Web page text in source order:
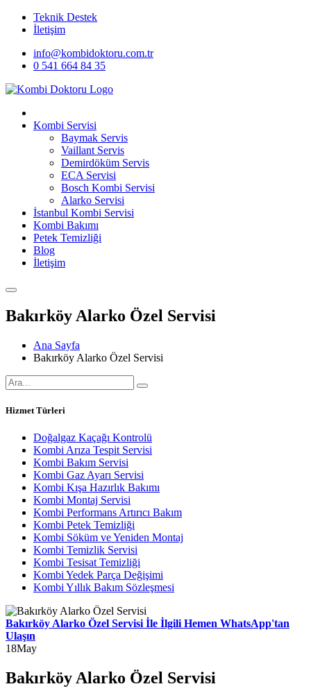
Teknik Destek
İletişim
info@kombidoktoru.com.tr
0 541 664 84 35
Kombi Servisi
Baymak Servis
Vaillant Servis
Demirdöküm Servis
ECA Servisi
Bosch Kombi Servisi
Alarko Servisi
İstanbul Kombi Servisi
Kombi Bakımı
Petek Temizliği
Blog
İletişim
Bakırköy Alarko Özel Servisi
Ana Sayfa
Bakırköy Alarko Özel Servisi
Hizmet Türleri
Doğalgaz Kaçağı Kontrolü
Kombi Arıza Tespit Servisi
Kombi Bakım Servisi
Kombi Gaz Ayarı Servisi
Kombi Kışa Hazırlık Bakımı
Kombi Montaj Servisi
Kombi Performans Artırıcı Bakım
Kombi Petek Temizliği
Kombi Söküm ve Yeniden Montaj
Kombi Temizlik Servisi
Kombi Tesisat Temizliği
Kombi Yedek Parça Değişimi
Kombi Yıllık Bakım Sözleşmesi
Bakırköy Alarko Özel Servisi İle İlgili Hemen WhatsApp'tan
Ulaşın
18May
Bakırköy Alarko Özel Servisi